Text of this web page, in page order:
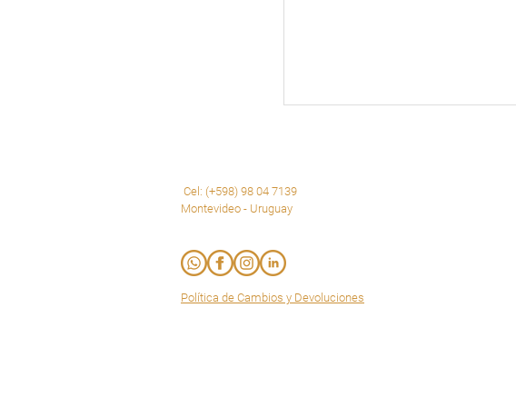
Cel: (+598) 98 04 7139
Montevideo - Uruguay
Política de Cambios y Devoluciones